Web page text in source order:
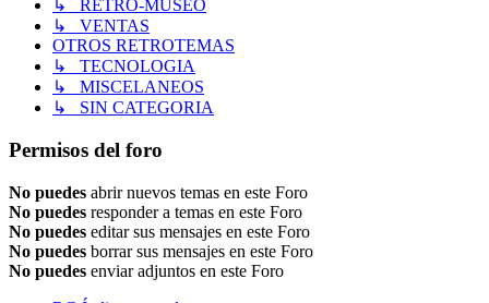
↳ RETRO-MUSEO
↳ VENTAS
OTROS RETROTEMAS
↳ TECNOLOGIA
↳ MISCELANEOS
↳ SIN CATEGORIA
Permisos del foro
No puedes abrir nuevos temas en este Foro
No puedes responder a temas en este Foro
No puedes editar sus mensajes en este Foro
No puedes borrar sus mensajes en este Foro
No puedes enviar adjuntos en este Foro